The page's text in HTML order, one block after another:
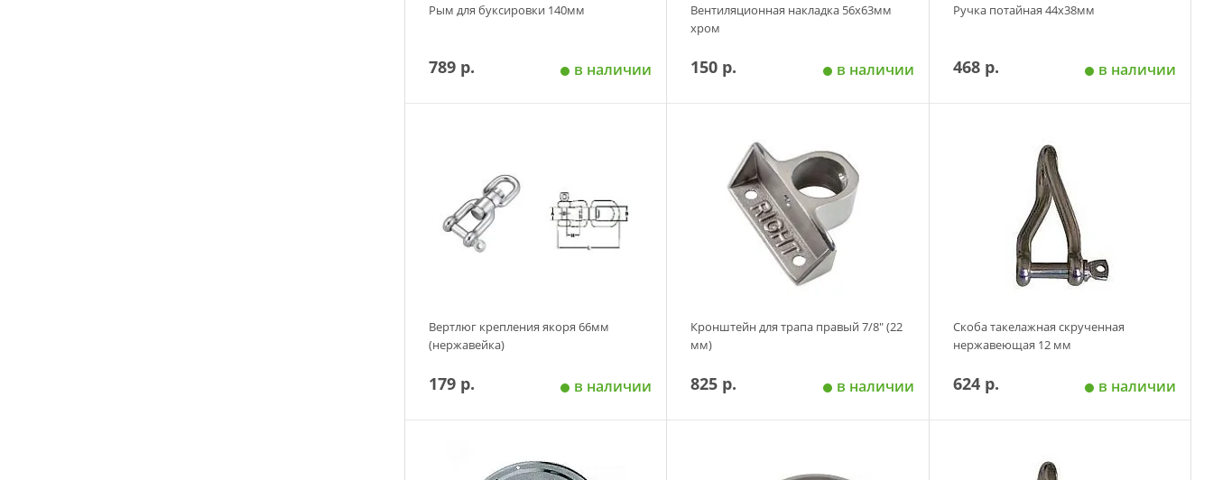
Рым для буксировки 140мм
789 р. в наличии
Вентиляционная накладка 56х63мм
хром
150 р. в наличии
Ручка потайная 44х38мм
468 р. в наличии
Вертлюг крепления якоря 66мм
(нержавейка)
179 р. в наличии
Кронштейн для трапа правый 7/8" (22
мм)
825 р. в наличии
Скоба такелажная скрученная
нержавеющая 12 мм
624 р. в наличии